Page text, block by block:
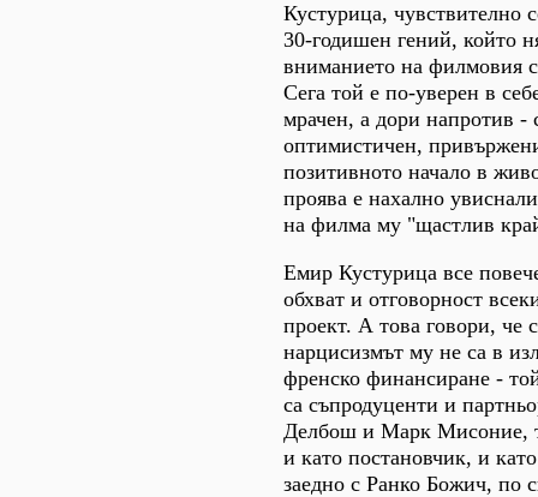
Кустурица, чувствително
30-годишен гений, който
вниманието на филмовия
Сега той е по-уверен в
мрачен, а дори напротив -
оптимистичен,
позитивното начало в
проява е нахално
на филма му "щастлив
Емир Кустурица все
обхват и отговорност
проект. А това говори, че
нарцисизмът му не са в
френско финансиране -
са съпродуценти и
Делбош и Марк Мисоние,
и като постановчик, и
заедно с Ранко Божич, по